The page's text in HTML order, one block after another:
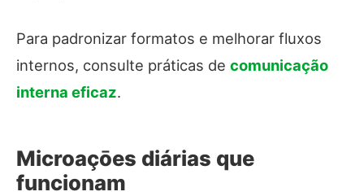
Para padronizar formatos e melhorar fluxos
internos, consulte práticas de comunicação
interna eficaz.
Microaçōes diárias que
funcionam